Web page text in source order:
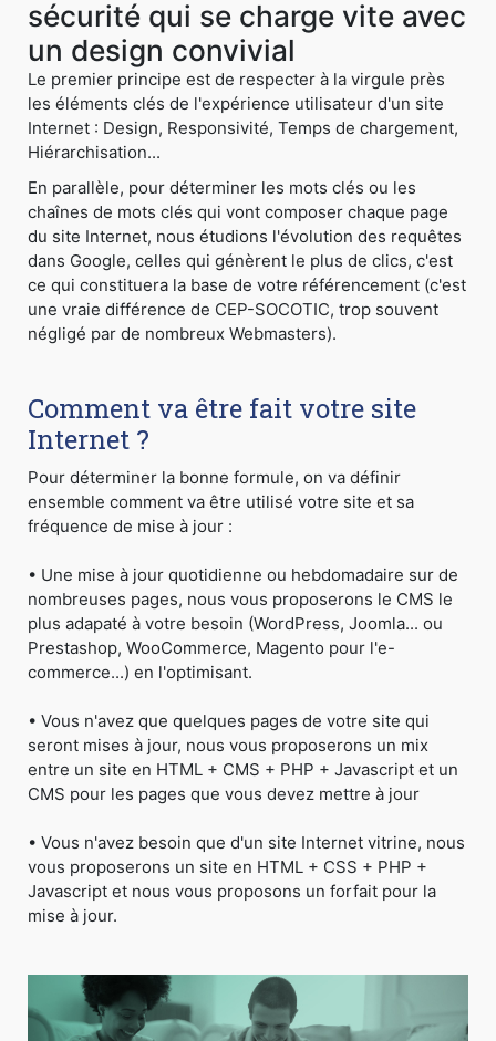
sécurité qui se charge vite avec
un design convivial
Le premier principe est de respecter à la virgule près
les éléments clés de l'expérience utilisateur d'un site
Internet : Design, Responsivité, Temps de chargement,
Hiérarchisation...
En parallèle, pour déterminer les mots clés ou les
chaînes de mots clés qui vont composer chaque page
du site Internet, nous étudions l'évolution des requêtes
dans Google, celles qui génèrent le plus de clics, c'est
ce qui constituera la base de votre référencement (c'est
une vraie différence de CEP-SOCOTIC, trop souvent
négligé par de nombreux Webmasters).
Comment va être fait votre site
Internet ?
Pour déterminer la bonne formule, on va définir
ensemble comment va être utilisé votre site et sa
fréquence de mise à jour :
• Une mise à jour quotidienne ou hebdomadaire sur de
nombreuses pages, nous vous proposerons le CMS le
plus adapaté à votre besoin (WordPress, Joomla... ou
Prestashop, WooCommerce, Magento pour l'e-
commerce...) en l'optimisant.
• Vous n'avez que quelques pages de votre site qui
seront mises à jour, nous vous proposerons un mix
entre un site en HTML + CMS + PHP + Javascript et un
CMS pour les pages que vous devez mettre à jour
• Vous n'avez besoin que d'un site Internet vitrine, nous
vous proposerons un site en HTML + CSS + PHP +
Javascript et nous vous proposons un forfait pour la
mise à jour.